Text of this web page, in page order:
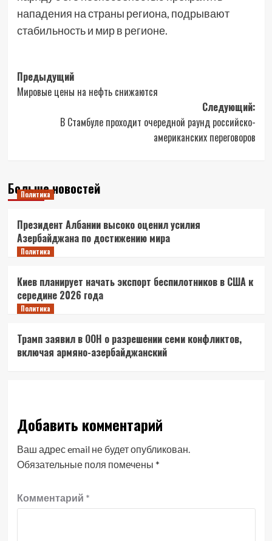
нападения на страны региона, подрывают
стабильность и мир в регионе.
Навигация
записи
Предыдущий
Мировые цены на нефть снижаются
Следующий:
В Стамбуле проходит очередной раунд российско-
американских переговоров
Больше новостей
Политика
Президент Албании высоко оценил усилия
Азербайджана по достижению мира
Политика
Киев планирует начать экспорт беспилотников в США к
середине 2026 года
Политика
Трамп заявил в ООН о разрешении семи конфликтов,
включая армяно-азербайджанский
Добавить комментарий
Ваш адрес email не будет опубликован.
Обязательные поля помечены *
Комментарий *